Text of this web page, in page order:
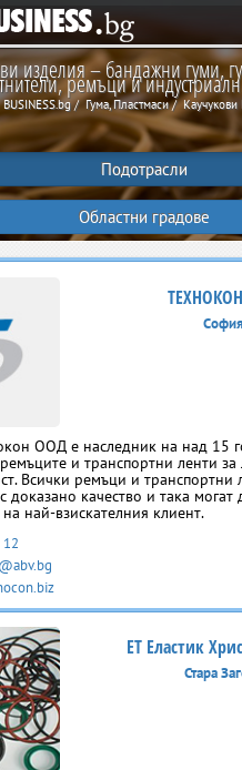
изделия – бандажни гуми,
ремъци и
BUSINESS.bg Гума, Пластмаси
Подотрасли
Областни градове
София
ООД е наследник на над 15
и транспортни ленти за
Всички ремъци и транспортни
доказано качество и така могaт
най-взискателния клиент.
ЕТ Еластик
Стара